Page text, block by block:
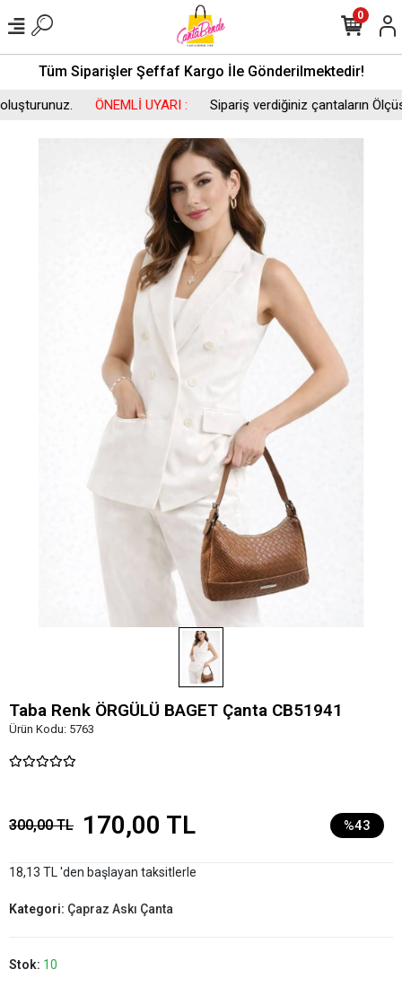
Tüm Siparişler Şeffaf Kargo İle Gönderilmektedir!
ÖNEMLİ UYARI : Sipariş verdiğiniz çantaların
0
Taba Renk ÖRGÜLÜ BAGET Çanta CB51941
Ürün Kodu: 5763
300,00 TL 170,00 TL %43
18,13 TL 'den başlayan taksitlerle
Kategori: Çapraz Askı Çanta
Stok: 10